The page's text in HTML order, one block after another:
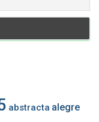
abstracta alegre